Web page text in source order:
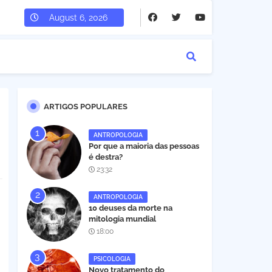
August 6, 2026
ARTIGOS POPULARES
ANTROPOLOGIA
Por que a maioria das pessoas
é destra?
23:32
ANTROPOLOGIA
10 deuses da morte na
mitologia mundial
18:00
PSICOLOGIA
Novo tratamento do